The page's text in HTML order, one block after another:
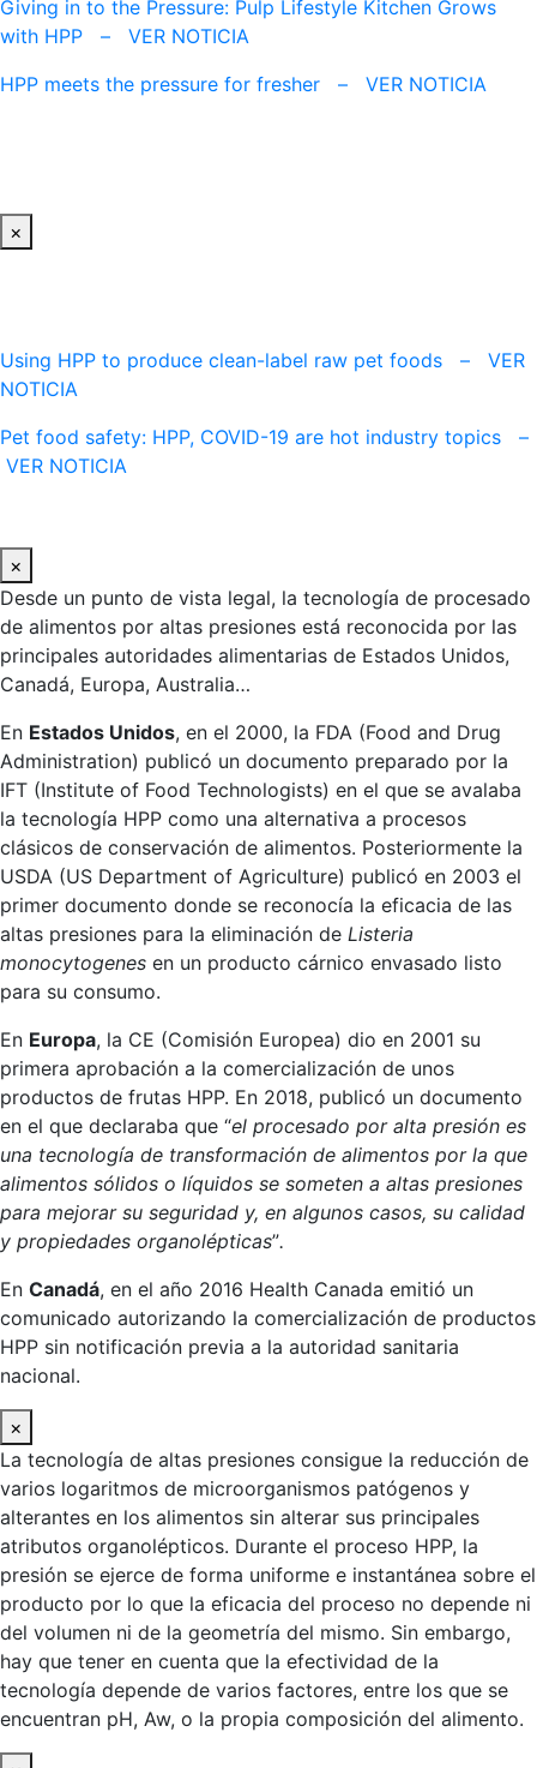
Giving in to the Pressure: Pulp Lifestyle Kitchen Grows
with HPP – VER NOTICIA
HPP meets the pressure for fresher – VER NOTICIA
×
Using HPP to produce clean-label raw pet foods – VER
NOTICIA
Pet food safety: HPP, COVID-19 are hot industry topics –
VER NOTICIA
×
Desde un punto de vista legal, la tecnología de procesado
de alimentos por altas presiones está reconocida por las
principales autoridades alimentarias de Estados Unidos,
Canadá, Europa, Australia…
En Estados Unidos, en el 2000, la FDA (Food and Drug
Administration) publicó un documento preparado por la
IFT (Institute of Food Technologists) en el que se avalaba
la tecnología HPP como una alternativa a procesos
clásicos de conservación de alimentos. Posteriormente la
USDA (US Department of Agriculture) publicó en 2003 el
primer documento donde se reconocía la eficacia de las
altas presiones para la eliminación de Listeria
monocytogenes en un producto cárnico envasado listo
para su consumo.
En Europa, la CE (Comisión Europea) dio en 2001 su
primera aprobación a la comercialización de unos
productos de frutas HPP. En 2018, publicó un documento
en el que declaraba que “el procesado por alta presión es
una tecnología de transformación de alimentos por la que
alimentos sólidos o líquidos se someten a altas presiones
para mejorar su seguridad y, en algunos casos, su calidad
y propiedades organolépticas”.
En Canadá, en el año 2016 Health Canada emitió un
comunicado autorizando la comercialización de productos
HPP sin notificación previa a la autoridad sanitaria
nacional.
×
La tecnología de altas presiones consigue la reducción de
varios logaritmos de microorganismos patógenos y
alterantes en los alimentos sin alterar sus principales
atributos organolépticos. Durante el proceso HPP, la
presión se ejerce de forma uniforme e instantánea sobre el
producto por lo que la eficacia del proceso no depende ni
del volumen ni de la geometría del mismo. Sin embargo,
hay que tener en cuenta que la efectividad de la
tecnología depende de varios factores, entre los que se
encuentran pH, Aw, o la propia composición del alimento.